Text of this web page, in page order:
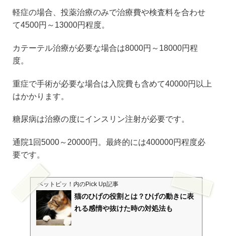
軽症の場合、投薬治療のみで治療費や検査料を合わせ
て4500円～13000円程度。
カテーテル治療が必要な場合は8000円～18000円程
度。
重症で手術が必要な場合は入院費も含めて40000円以上
はかかります。
糖尿病は治療の度にインスリン注射が必要です。
通院1回5000～20000円。最終的には400000円程度必
要です。
ペットピッ！ 内のPick Up記事
猫のひげの役割とは？ひげの動きに表
れる感情や抜けた時の対処法も